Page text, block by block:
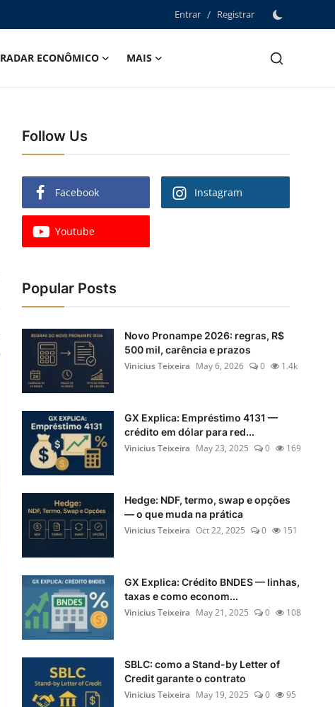
Entrar / Registrar
RADAR ECONÔMICO
MAIS
Follow Us
Facebook Instagram
Youtube
Popular Posts
Novo Pronampe 2026: regras, R$
500 mil, carência e prazos
Vinicius Teixeira May 6, 2026 0 1.4k
GX Explica: Empréstimo 4131 —
crédito em dólar para red...
Vinicius Teixeira May 23, 2025 0 169
Hedge: NDF, termo, swap e opções
— o que muda na prática
Vinicius Teixeira Oct 22, 2025 0 151
GX Explica: Crédito BNDES — linhas,
taxas e como econom...
Vinicius Teixeira May 21, 2025 0 108
SBLC: como a Stand-by Letter of
Credit garante o contrato
Vinicius Teixeira May 19, 2025 0 95